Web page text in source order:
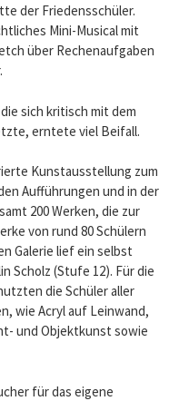
der Friedensschüler.
Mini-Musical mit
über Rechenaufgaben
sich kritisch mit dem
erntete viel Beifall.
Kunstausstellung zum
Aufführungen und in der
200 Werken, die zur
von rund 80 Schülern
Galerie lief ein selbst
Scholz (Stufe 12). Für die
die Schüler aller
wie Acryl auf Leinwand,
und Objektkunst sowie
für das eigene